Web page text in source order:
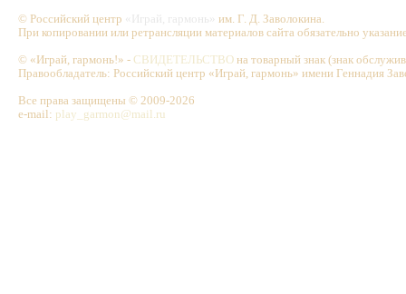
© Российский центр «Играй, гармонь» им. Г. Д. Заволокина.
При копировании или ретрансляции материалов сайта обязательно
© «Играй, гармонь!» - СВИДЕТЕЛЬСТВО на товарный знак (знак
Правообладатель: Российский центр «Играй, гармонь» имени Геннадия
Все права защищены © 2009-2026
e-mail: play_garmon@mail.ru